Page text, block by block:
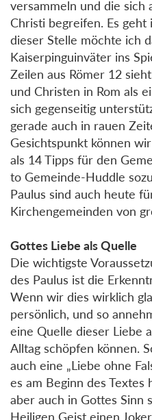
versammeln und die sich
Christi begreifen. Es geht
dieser Stelle möchte ich
Kaiserpinguinväter ins
Zeilen aus Römer 12
und Christen in Rom als
sich gegenseitig
gerade auch in rauen
Gesichtspunkt können
als 14 Tipps für den
to Gemeinde-Huddle
Paulus sind auch heute
Kirchengemeinden von
Gottes Liebe als Quelle
Die wichtigste
des Paulus ist die
Wenn wir dies wirklich
persönlich, und so
eine Quelle dieser Liebe
Alltag schöpfen können.
auch eine „Liebe ohne
es am Beginn des Textes
aber auch in Gottes Sinn
Heiligen Geist einen